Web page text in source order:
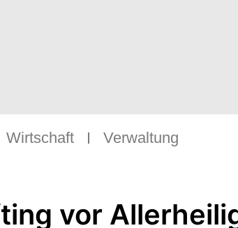
Wirtschaft Verwaltung